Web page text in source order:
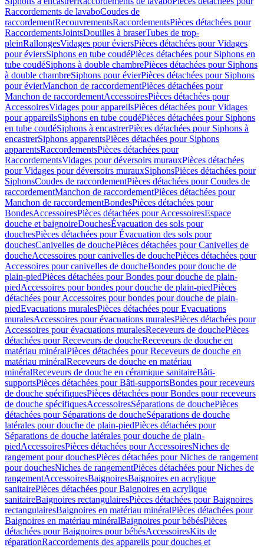
Raccordements de lavaboCoudes de
raccordementRecouvrementsRaccordementsPièces détachées pour
RaccordementsJointsDouilles à braserTubes de trop-
pleinRallongesVidages pour éviersPièces détachées pour Vidages
pour éviersSiphons en tube coudéPièces détachées pour Siphons en
tube coudéSiphons à double chambrePièces détachées pour Siphons
à double chambreSiphons pour évierPièces détachées pour Siphons
pour évierManchon de raccordementPièces détachées pour
Manchon de raccordementAccessoiresPièces détachées pour
AccessoiresVidages pour appareilsPièces détachées pour Vidages
pour appareilsSiphons en tube coudéPièces détachées pour Siphons
en tube coudéSiphons à encastrerPièces détachées pour Siphons à
encastrerSiphons apparentsPièces détachées pour Siphons
apparentsRaccordementsPièces détachées pour
RaccordementsVidages pour déversoirs murauxPièces détachées
pour Vidages pour déversoirs murauxSiphonsPièces détachées pour
SiphonsCoudes de raccordementPièces détachées pour Coudes de
raccordementManchon de raccordementPièces détachées pour
Manchon de raccordementBondesPièces détachées pour
BondesAccessoiresPièces détachées pour AccessoiresEspace
douche et baignoireDouchesÉvacuation des sols pour
douchesPièces détachées pour Évacuation des sols pour
douchesCanivelles de douchePièces détachées pour Canivelles de
doucheAccessoires pour canivelles de douchePièces détachées pour
Accessoires pour canivelles de doucheBondes pour douche de
plain-piedPièces détachées pour Bondes pour douche de plain-
piedAccessoires pour bondes pour douche de plain-piedPièces
détachées pour Accessoires pour bondes pour douche de plain-
piedEvacuations muralesPièces détachées pour Evacuations
muralesAccessoires pour évacuations muralesPièces détachées pour
Accessoires pour évacuations muralesReceveurs de douchePièces
détachées pour Receveurs de doucheReceveurs de douche en
matériau minéralPièces détachées pour Receveurs de douche en
matériau minéralReceveurs de douche en matériau
minéralReceveurs de douche en céramique sanitaireBâti-
supportsPièces détachées pour Bâti-supportsBondes pour receveurs
de douche spécifiquesPièces détachées pour Bondes pour receveurs
de douche spécifiquesAccessoiresSéparations de douchePièces
détachées pour Séparations de doucheSéparations de douche
latérales pour douche de plain-piedPièces détachées pour
Séparations de douche latérales pour douche de plain-
piedAccessoiresPièces détachées pour AccessoiresNiches de
rangement pour douchesPièces détachées pour Niches de rangement
pour douchesNiches de rangementPièces détachées pour Niches de
rangementAccessoiresBaignoiresBaignoires en acrylique
sanitairePièces détachées pour Baignoires en acrylique
sanitaireBaignoires rectangulairesPièces détachées pour Baignoires
rectangulairesBaignoires en matériau minéralPièces détachées pour
Baignoires en matériau minéralBaignoires pour bébésPièces
détachées pour Baignoires pour bébésAccessoiresKits de
réparationRaccordements des appareils pour douches et